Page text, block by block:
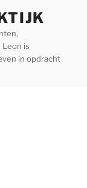
is
in opdracht